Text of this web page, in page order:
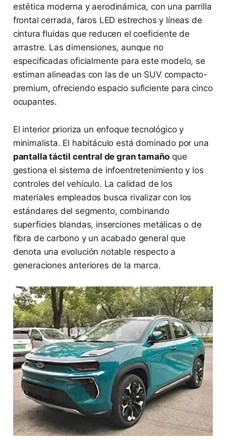
estética moderna y aerodinámica, con una parrilla
frontal cerrada, faros LED estrechos y líneas de
cintura fluidas que reducen el coeficiente de
arrastre. Las dimensiones, aunque no
especificadas oficialmente para este modelo, se
estiman alineadas con las de un SUV compacto-
premium, ofreciendo espacio suficiente para cinco
ocupantes.
El interior prioriza un enfoque tecnológico y
minimalista. El habitáculo está dominado por una
pantalla táctil central de gran tamaño que
gestiona el sistema de infoentretenimiento y los
controles del vehículo. La calidad de los
materiales empleados busca rivalizar con los
estándares del segmento, combinando
superficies blandas, inserciones metálicas o de
fibra de carbono y un acabado general que
denota una evolución notable respecto a
generaciones anteriores de la marca.